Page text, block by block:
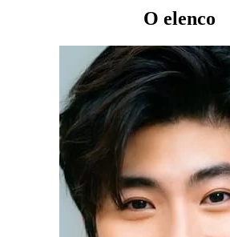
O elenco